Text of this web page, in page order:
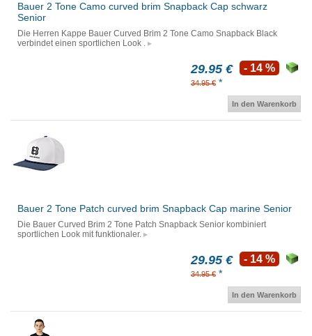
Bauer 2 Tone Camo curved brim Snapback Cap schwarz
Senior
Die Herren Kappe Bauer Curved Brim 2 Tone Camo Snapback Black
verbindet einen sportlichen Look .
29.95 €
34.95 € *
- 14 %
In den Warenkorb
Bauer 2 Tone Patch curved brim Snapback Cap marine Senior
Die Bauer Curved Brim 2 Tone Patch Snapback Senior kombiniert
sportlichen Look mit funktionaler.
29.95 €
34.95 € *
- 14 %
In den Warenkorb